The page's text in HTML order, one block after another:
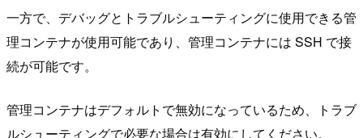
一方で、デバッグとトラブルシューティングに使用できる管
理コンテナが使用可能であり、管理コンテナには SSH で接
続が可能です。
管理コンテナはデフォルトで無効になっているため、トラブ
ルシューティングで必要な場合は有効にしてください。